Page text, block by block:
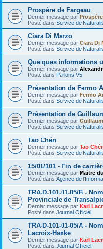
Prospère de Fargeau
Dernier message par
Posté dans Service de
Ciara Di Marzo
Dernier message par Ciara Di
Posté dans Service de
Quelques informations
Dernier message par
Posté dans Parlons V5
Présentation de Fermo
Dernier message par Fermo
Posté dans Service de
Présentation de
Dernier message par
Posté dans Service de
Tao Chén
Dernier message par Tao Chén
Posté dans Service de
15/01/101 - Fin de
Dernier message par Maître
Posté dans Agence de
TRA-D-101-01-05/B -
Provinciale de
Dernier message par Karl
Posté dans Journal Officiel
TRA-D-101-01-05/A -
Lacroix-Hanke
Dernier message par Karl
Posté dans Journal Officiel